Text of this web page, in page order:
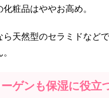
粧品はややお高め。
天然型のセラミドなど
ゲンも保湿に役立